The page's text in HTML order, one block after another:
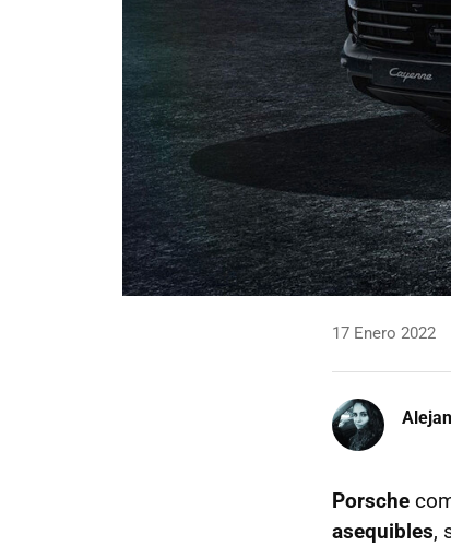
17 Enero 2022
Porsche
asequibles,